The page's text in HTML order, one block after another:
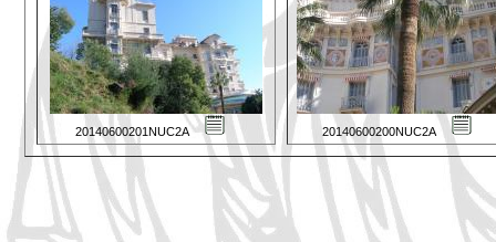
20140600201NUC2A 20140600200NUC2A